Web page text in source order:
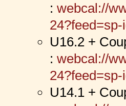
: webcal://
24?feed=sp-
U16.2 +
: webcal://
24?feed=sp-
U14.1 +